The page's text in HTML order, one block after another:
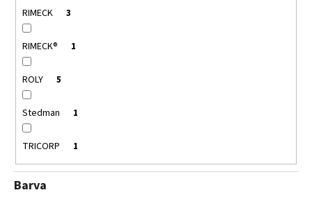
RIMECK 3
RIMECK® 1
ROLY 5
Stedman 1
TRICORP 1
Barva